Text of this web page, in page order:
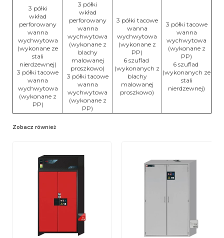
3 półki
wkład
perforowany
wanna
wychwytowa
(wykonane ze
stali
nierdzewnej)
3 półki tacowe
wanna
wychwytowa
(wykonane z
PP)
3 półki
wkład
perforowany
wanna
wychwytowa
(wykonane z
blachy
malowanej
proszkowo)
3 półki tacowe
wanna
wychwytowa
(wykonane z
PP)
3 półki tacowe
wanna
wychwytowa
(wykonane z
PP)
6 szuflad
(wykonanych z
blachy
malowanej
proszkowo)
3 półki tacowe
wanna
wychwytowa
(wykonane z
PP)
6 szuflad
(wykonanych ze
stali
nierdzewnej)
Zobacz również